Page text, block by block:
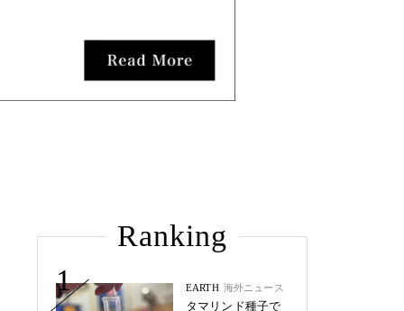
Ranking
1
EARTH 海外ニュース
タマリンド種子で